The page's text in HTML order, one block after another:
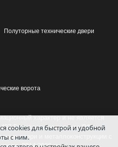
Полуторные технические двери
ворота
характер и не является
Гражданского кодекса РФ.
двери и металлоконструкции с
cookies для быстрой и удобной
с ним.